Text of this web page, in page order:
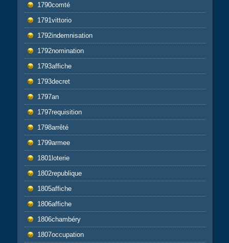
1790comté
1791vittorio
1792indemnisation
1792nomination
1793affiche
1793decret
1797an
1797requisition
1798arrêté
1799armee
1801loterie
1802republique
1805affiche
1806affiche
1806chambéry
1807occupation